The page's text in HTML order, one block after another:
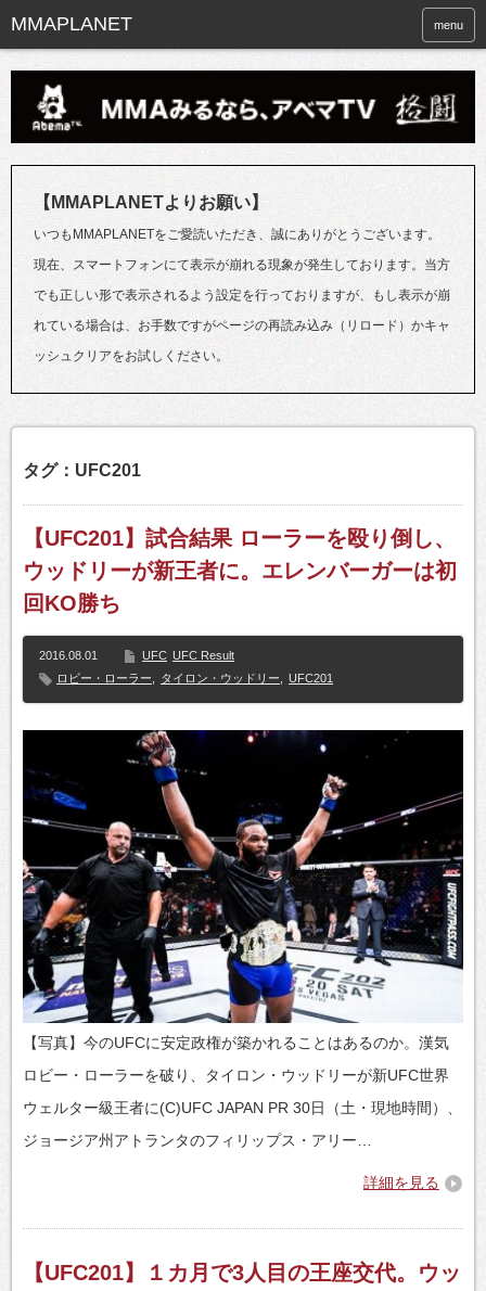
menu
【MMAPLANETよりお願い】
いつもMMAPLANETをご愛読いただき、誠にありがとうございます。
現在、スマートフォンにて表示が崩れる現象が発生しております。当方
でも正しい形で表示されるよう設定を行っておりますが、もし表示が崩
れている場合は、お手数ですがページの再読み込み（リロード）かキャ
ッシュクリアをお試しください。
タグ：UFC201
【UFC201】試合結果 ローラーを殴り倒し、
ウッドリーが新王者に。エレンバーガーは初
回KO勝ち
2016.08.01 UFC UFC Result
ロビー・ローラー
タイロン・ウッドリー UFC201
【写真】今のUFCに安定政権が築かれることはあるのか。漢気
ロビー・ローラーを破り、タイロン・ウッドリーが新UFC世界
ウェルター級王者に(C)UFC JAPAN PR 30日（土・現地時間）、
ジョージア州アトランタのフィリップス・アリー…
詳細を見る
【UFC201】１カ月で3人目の王座交代。ウッ